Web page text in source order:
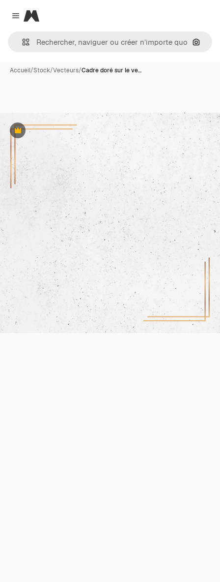
Close menu
Magnific
Accueil/Stock/Vecteurs/Cadre doré sur le ve…
Premium